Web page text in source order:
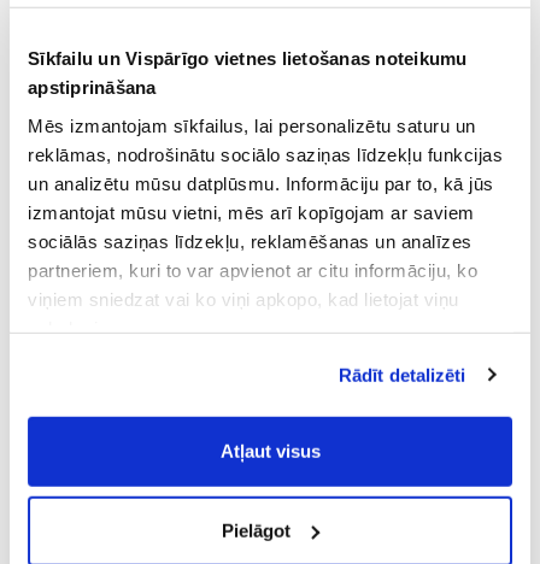
Sīkfailu un Vispārīgo vietnes lietošanas noteikumu
apstiprināšana
Mēs izmantojam sīkfailus, lai personalizētu saturu un
reklāmas, nodrošinātu sociālo saziņas līdzekļu funkcijas
un analizētu mūsu datplūsmu. Informāciju par to, kā jūs
izmantojat mūsu vietni, mēs arī kopīgojam ar saviem
sociālās saziņas līdzekļu, reklamēšanas un analīzes
partneriem, kuri to var apvienot ar citu informāciju, ko
viņiem sniedzat vai ko viņi apkopo, kad lietojat viņu
Vispārīgiem vietnes lietošanas
noteikumiem(saīsināti - VVLN).
Rādīt detalizēti
Atļaut visus
Pielāgot